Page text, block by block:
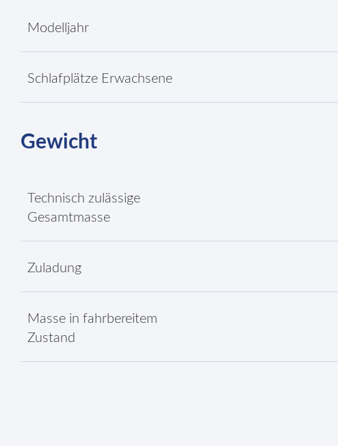
Modelljahr
Schlafplätze Erwachsene
Gewicht
Technisch zulässige
Gesamtmasse
Zuladung
Masse in fahrbereitem
Zustand